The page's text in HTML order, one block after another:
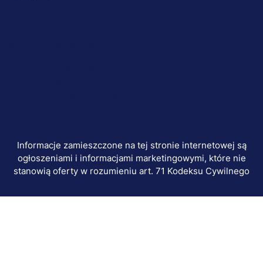
Informacje zamieszczone na tej stronie internetowej są
ogłoszeniami i informacjami marketingowymi, które nie
stanowią oferty w rozumieniu art. 71 Kodeksu Cywilnego